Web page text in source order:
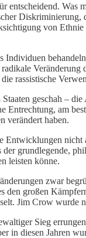
von
rassistische
geschah –
am
verändert haben.
grundlegende,
leisten könne.
zwar
großen
Jim Crow wurde
Sieg
diesen Jahren